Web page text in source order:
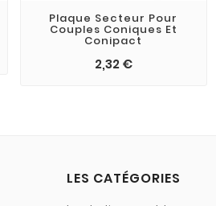
Plaque Secteur Pour
Couples Coniques Et
Conipact
2,32 €
LES CATÉGORIES